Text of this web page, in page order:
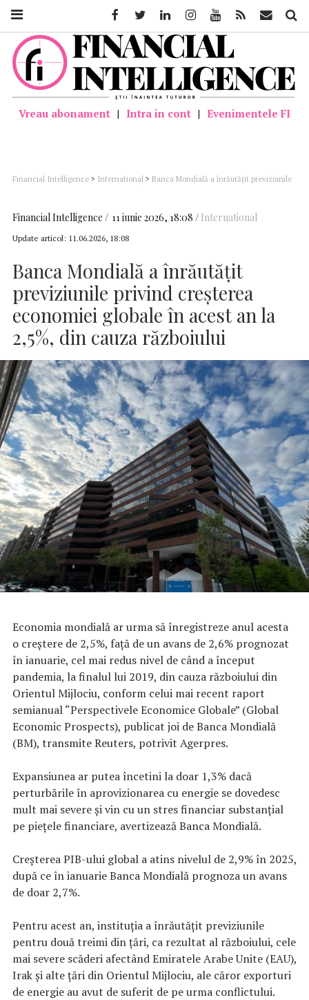
Vreau abonament | Intra in cont | Evenimentele FI
Financial Intelligence > International > Banca Mondială a înrăutăţit previziunile
Financial Intelligence 11 iunie 2026, 18:08 International
Update articol: 11.06.2026, 18:08
Banca Mondială a înrăutăţit
previziunile privind creşterea
economiei globale în acest an la
2,5%, din cauza războiului
Economia mondială ar urma să înregistreze anul acesta
o creştere de 2,5%, faţă de un avans de 2,6% prognozat
în ianuarie, cel mai redus nivel de când a început
pandemia, la finalul lui 2019, din cauza războiului din
Orientul Mijlociu, conform celui mai recent raport
semianual “Perspectivele Economice Globale” (Global
Economic Prospects), publicat joi de Banca Mondială
(BM), transmite Reuters, potrivit Agerpres.
Expansiunea ar putea încetini la doar 1,3% dacă
perturbările în aprovizionarea cu energie se dovedesc
mult mai severe şi vin cu un stres financiar substanţial
pe pieţele financiare, avertizează Banca Mondială.
Creşterea PIB-ului global a atins nivelul de 2,9% în 2025,
după ce în ianuarie Banca Mondială prognoza un avans
de doar 2,7%.
Pentru acest an, instituţia a înrăutăţit previziunile
pentru două treimi din ţări, ca rezultat al războiului, cele
mai severe scăderi afectând Emiratele Arabe Unite (EAU),
Irak şi alte ţări din Orientul Mijlociu, ale căror exporturi
de energie au avut de suferit de pe urma conflictului.
FacebookTwitter LinkedinInstagramYoutube Feed Mail